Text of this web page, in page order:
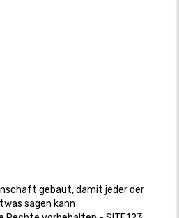
gebaut, damit jeder der
sagen kann